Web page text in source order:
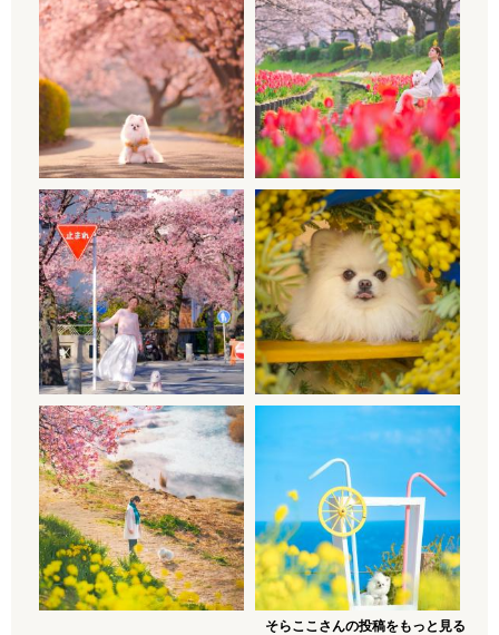
そらここさんの投稿をもっと見る